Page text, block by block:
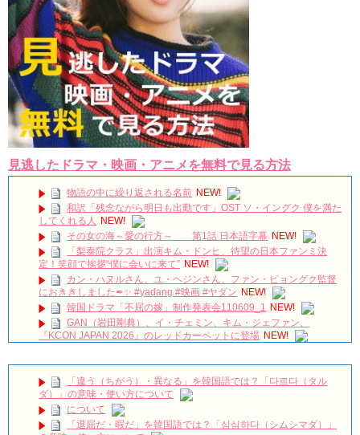
見逃したドラマ・映画・アニメを無料で見る方法
物語の中に繰り返される名前 NEW!
和訳「残念ながら明日も出勤です」OST ソ・イングク 僕を満た
してくれる人
NEW!
その女の海～愛の行方～ 第1話 日本語字幕 NEW!
「梨泰院クラス」出演キム・ドンヒ、待望の日本ファンミ決
定！笑顔で挨拶“僕に会いに来て” NEW!
カン・ハヌルさん、ユ・ヘジンさん、ファン・ビョングク監督
におききしました✒✨ #yadang #映画 #ヤダン NEW!
韓国ドラマ「不屈の嫁」制作発表会110609_1 NEW!
GAN（岩田剛典）、イ・チェミン、キム・ジェファン、
『KCON JAPAN 2026』のレッドカーペットに登場 NEW!
NEW!
イ・サンウ＆ハン・ジヘ主演「一緒に暮らしますか」視聴率
34.2％で自己最高視聴率を再び更新 Big News TV
「SKYキャッスル」のSKYの意味、知ってますか！？#韓国ドラ
マ
NEW!
「違う（ちがう）・異なる」を韓国語では？「다르다（タル
ダ）」の意味・使い方について
について
「退屈だ・暇だ」を韓国語では？「심심하다（シムシマダ）」